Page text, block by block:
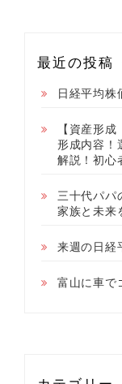
最近の投稿
日経平均株
【資産形
形成内容！
解説！初心
三十代パパ
家族と未来
来週の日経
富山に車で